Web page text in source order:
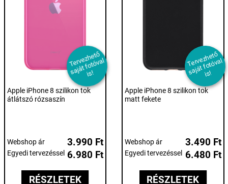
T
er
v
e
z
h
et
ő
s
aj
át f
ot
ó
v
al
i
s!
Apple iPhone 8 szilikon tok
átlátszó rózsaszín
Webshop ár 3.990 Ft
Egyedi tervezéssel 6.980 Ft
RÉSZLETEK
T
er
v
e
z
h
et
ő
s
aj
át f
ot
ó
v
al
i
s!
Apple iPhone 8 szilikon tok
matt fekete
Webshop ár 3.490 Ft
Egyedi tervezéssel 6.480 Ft
RÉSZLETEK